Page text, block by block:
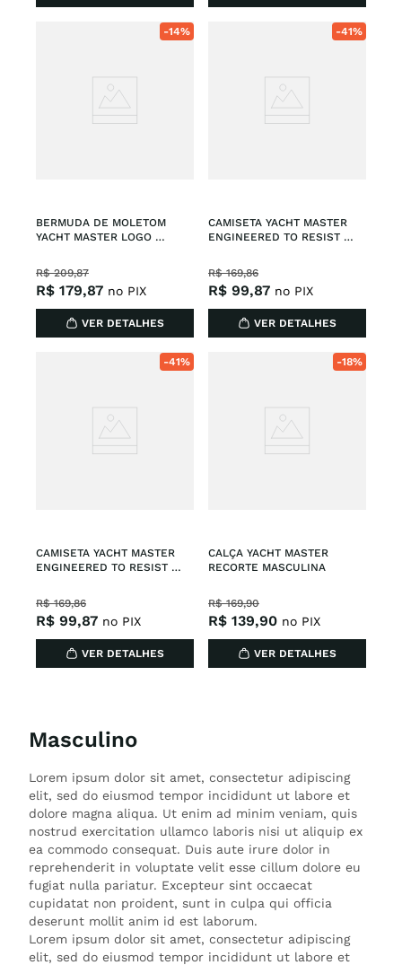
-14%
BERMUDA DE MOLETOM
YACHT MASTER LOGO
R$ 209,87
R$ 179,87 no PIX
VER DETALHES
-41%
CAMISETA YACHT MASTER
ENGINEERED TO RESIST
R$ 169,86
R$ 99,87 no PIX
VER DETALHES
-41%
CAMISETA YACHT MASTER
ENGINEERED TO RESIST
R$ 169,86
R$ 99,87 no PIX
VER DETALHES
-18%
CALÇA YACHT MASTER
RECORTE MASCULINA
R$ 169,90
R$ 139,90 no PIX
VER DETALHES
Masculino
Lorem ipsum dolor sit amet, consectetur adipiscing
elit, sed do eiusmod tempor incididunt ut labore et
dolore magna aliqua. Ut enim ad minim veniam, quis
nostrud exercitation ullamco laboris nisi ut aliquip ex
ea commodo consequat. Duis aute irure dolor in
reprehenderit in voluptate velit esse cillum dolore eu
fugiat nulla pariatur. Excepteur sint occaecat
cupidatat non proident, sunt in culpa qui officia
deserunt mollit anim id est laborum.
Lorem ipsum dolor sit amet, consectetur adipiscing
elit, sed do eiusmod tempor incididunt ut labore et